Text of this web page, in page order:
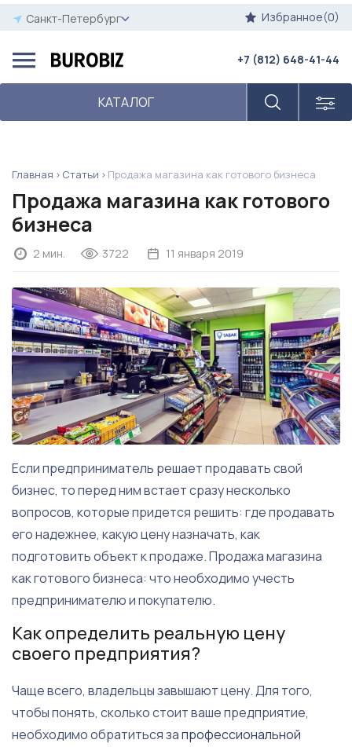
Санкт-Петербург Избранное(0)
КАТАЛОГ
+7 (812) 648-41-44
Главная Статьи Продажа магазина как готового бизнеса
Продажа магазина как готового
бизнеса
2 мин. 3722 11 января 2019
Если предприниматель решает продавать свой
бизнес, то перед ним встает сразу несколько
вопросов, которые придется решить: где продавать
его надежнее, какую цену назначать, как
подготовить объект к продаже. Продажа магазина
как готового бизнеса: что необходимо учесть
предпринимателю и покупателю.
Как определить реальную цену
своего предприятия?
Чаще всего, владельцы завышают цену. Для того,
чтобы понять, сколько стоит ваше предприятие,
необходимо обратиться запрофессиональной